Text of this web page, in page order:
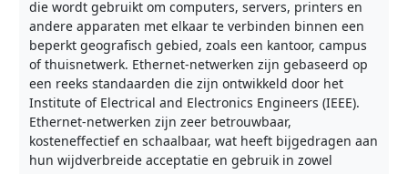
die wordt gebruikt om computers, servers, printers en
andere apparaten met elkaar te verbinden binnen een
beperkt geografisch gebied, zoals een kantoor, campus
of thuisnetwerk. Ethernet-netwerken zijn gebaseerd op
een reeks standaarden die zijn ontwikkeld door het
Institute of Electrical and Electronics Engineers (IEEE).
Ethernet-netwerken zijn zeer betrouwbaar,
kosteneffectief en schaalbaar, wat heeft bijgedragen aan
hun wijdverbreide acceptatie en gebruik in zowel